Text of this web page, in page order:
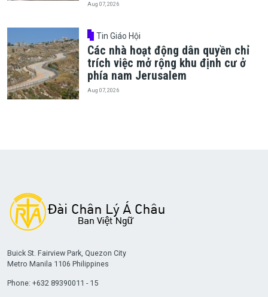
Aug 07, 2026
Tin Giáo Hội
Các nhà hoạt động dân quyền chỉ
trích việc mở rộng khu định cư ở
phía nam Jerusalem
Aug 07, 2026
Buick St. Fairview Park, Quezon City
Metro Manila 1106 Philippines
Phone: +632 89390011 - 15